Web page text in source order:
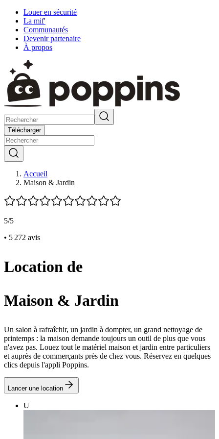
Louer en sécurité
La mif'
Communautés
Devenir partenaire
À propos
Télécharger
Accueil
Maison & Jardin
5/5
• 5 272 avis
Location de
Maison & Jardin
Un salon à rafraîchir, un jardin à dompter, un grand nettoyage de
printemps : la maison demande toujours un outil de plus que vous
n'avez pas. Louez tout le matériel maison et jardin entre particuliers
et auprès de commerçants près de chez vous. Réservez en quelques
clics depuis l'appli Poppins.
Lancer une location
U